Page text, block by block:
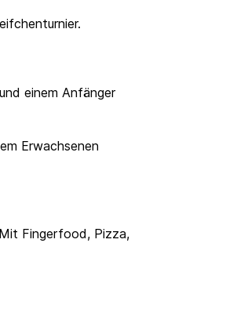
einem Anfänger
Erwachsenen
Fingerfood, Pizza,